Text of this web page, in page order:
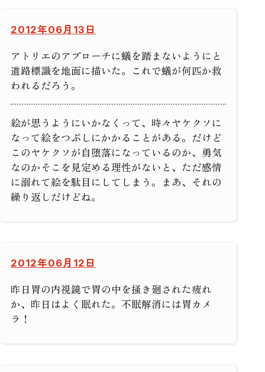
2012年06月13日
アトリエのアプローチに蟻を踏まないようにと
道路標識を地面に描いた。これで蟻が何匹か救
われるだろう。
絵が思うようにいかなくって、時々ヤケクソに
なって絵をつぶしにかかることがある。だけど
このヤケクソが自堕落になっているのか、勇気
なのかそこを見定める理性がないと、ただ感情
に溺れて絵を駄目にしてしまう。まあ、それの
繰り返しだけどね。
2012年06月12日
昨日胃の内視鏡で胃の中を掻き廻された疲れ
か、昨日はよく眠れた。不眠解消には胃カメ
ラ！